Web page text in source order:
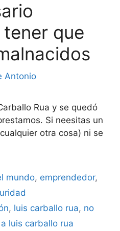
que
Antonio
Rua y se quedó
Si neesitas un
otra cosa) ni se
mundo, emprendedor,
, luis carballo rua, no
luis carballo rua